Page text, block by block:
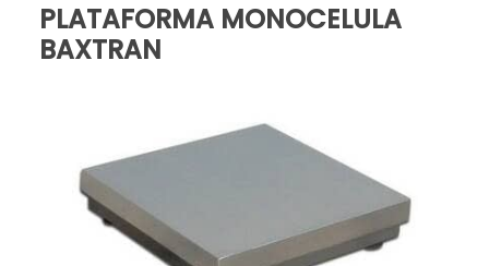
PLATAFORMA MONOCELULA
BAXTRAN